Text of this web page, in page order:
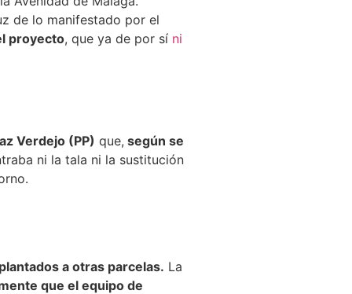
de lo manifestado por el
proyecto, que ya de por sí ni
Verdejo (PP) que, según se
ni la tala ni la sustitución
a otras parcelas. La
que el equipo de